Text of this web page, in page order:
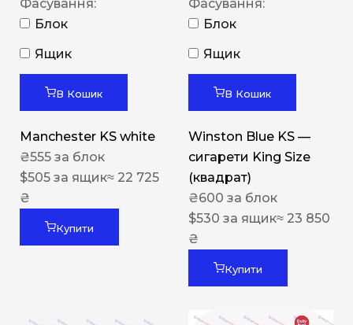
Фасування:
Блок
Ящик
В Кошик
Manchester KS white
₴555 за блок
$505 за ящик≈ 22 725
₴
Купити
Фасування:
Блок
Ящик
В Кошик
Winston Blue KS —
сигарети King Size
(квадрат)
₴600 за блок
$530 за ящик≈ 23 850
₴
Купити